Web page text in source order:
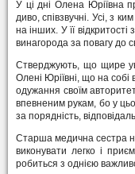
У ці дні Олена Юріївна
диво, співзвучні. Усі, з
на інших. У її
винагорода за повагу до
Стверджують, що щире
Олені Юріївні, що на собі
одужання своїм
впевненим рукам, бо у
за порядність,
Старша медична сестра
виконувати легко і
робиться з однією